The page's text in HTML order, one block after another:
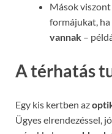
Mások viszont
formájukat, ha
vannak –
A térhatás
Egy kis kertben az
Ügyes elrendezéssel,